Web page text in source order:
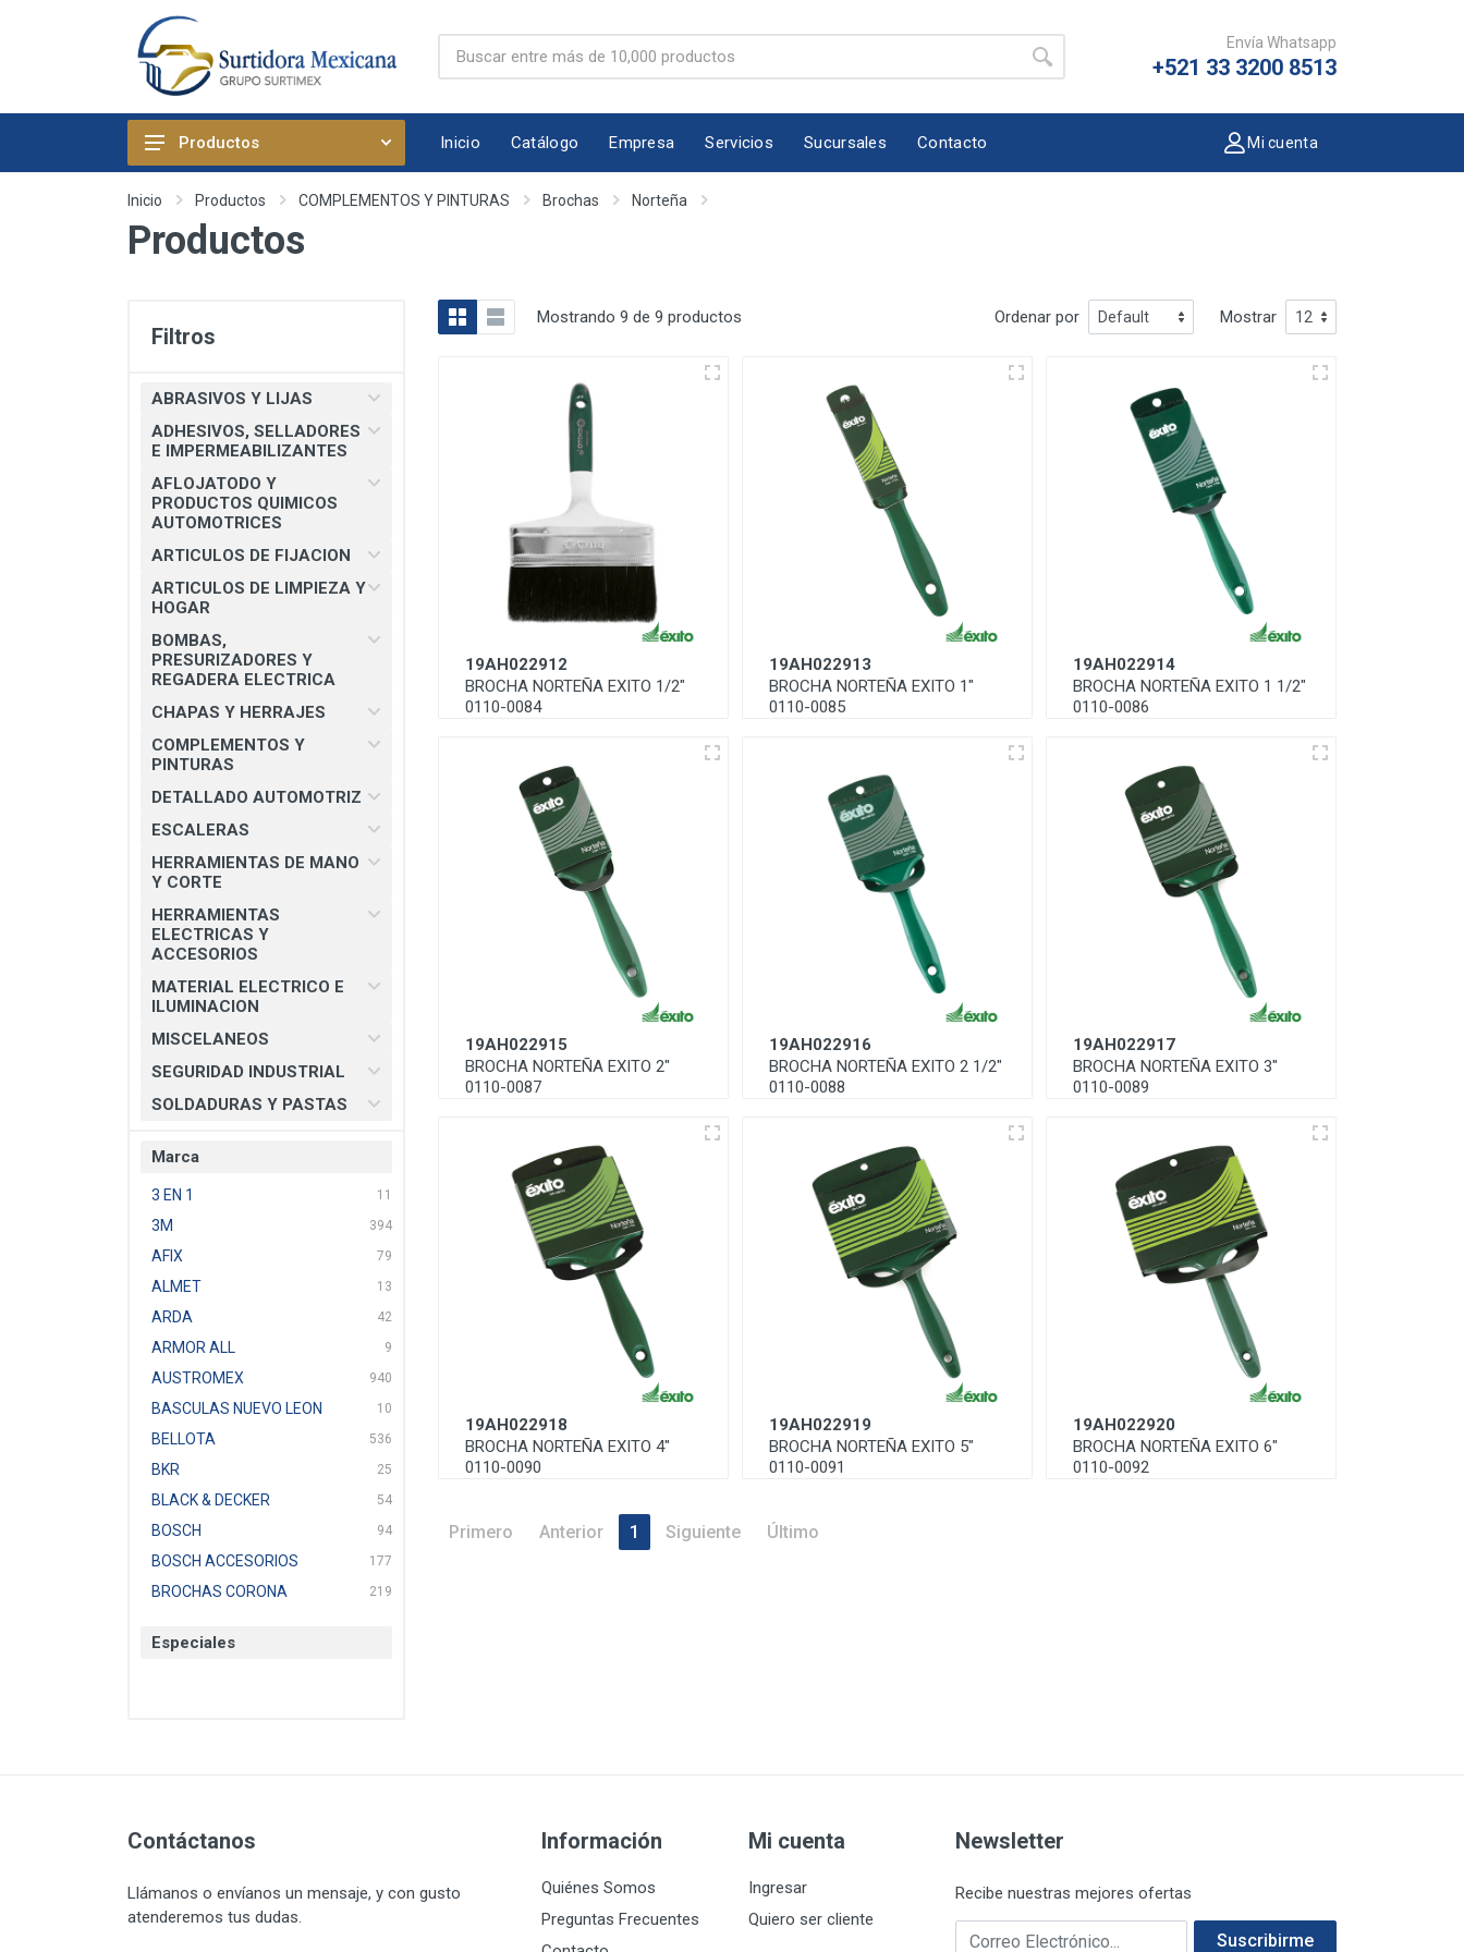
Envía Whatsapp
+521 33 3200 8513
ABRASIVOS Y LIJAS
ADHESIVOS, SELLADORES E
IMPERMEABILIZANTES
ARTICULOS DE FIJACION
HOGAR
BOMBAS, PRESURIZADORES Y
REGADERA ELECTRICA
CHAPAS Y HERRAJES
ESCALERAS
HERRAMIENTAS DE MANO Y
CORTE
HERRAMIENTAS ELECTRICAS Y
MATERIAL ELECTRICO E
MISCELANEOS
PRODUCTOS 3M
SOLDADURAS Y PASTAS
Productos Inicio Catálogo Empresa Servicios Sucursales Contacto Mi cuenta
Inicio Productos COMPLEMENTOS Y PINTURAS Brochas Norteña
Productos
Filtros
ABRASIVOS Y LIJAS
ADHESIVOS, SELLADORES
E IMPERMEABILIZANTES
AFLOJATODO Y
PRODUCTOS QUIMICOS
AUTOMOTRICES
ARTICULOS DE FIJACION
ARTICULOS DE LIMPIEZA Y
HOGAR
BOMBAS,
PRESURIZADORES Y
REGADERA ELECTRICA
CHAPAS Y HERRAJES
COMPLEMENTOS Y
PINTURAS
DETALLADO AUTOMOTRIZ
ESCALERAS
HERRAMIENTAS DE MANO
Y CORTE
HERRAMIENTAS
ELECTRICAS Y
ACCESORIOS
MATERIAL ELECTRICO E
ILUMINACION
MISCELANEOS
SEGURIDAD INDUSTRIAL
SOLDADURAS Y PASTAS
Marca
3 EN 1 11
3M 394
AFIX 79
ALMET 13
ARDA 42
ARMOR ALL 9
AUSTROMEX 940
BASCULAS NUEVO LEON 10
BELLOTA 536
BKR 25
BLACK & DECKER 54
BOSCH 94
BOSCH ACCESORIOS 177
BROCHAS CORONA 219
CAT
CORONA
CRESCENT 251
DAP SELLADORES
Especiales
Mostrando 9 de 9 productos Ordenar por Mostrar
19AH022912
BROCHA NORTEÑA EXITO 1/2"
0110-0084
19AH022913
BROCHA NORTEÑA EXITO 1"
0110-0085
19AH022914
BROCHA NORTEÑA EXITO 1 1/2"
0110-0086
19AH022915
BROCHA NORTEÑA EXITO 2"
0110-0087
19AH022916
BROCHA NORTEÑA EXITO 2 1/2"
0110-0088
19AH022917
BROCHA NORTEÑA EXITO 3"
0110-0089
19AH022918
BROCHA NORTEÑA EXITO 4"
0110-0090
19AH022919
BROCHA NORTEÑA EXITO 5"
0110-0091
19AH022920
BROCHA NORTEÑA EXITO 6"
0110-0092
Primero Anterior 1 Siguiente Último
Contáctanos
Llámanos o envíanos un mensaje, y con gusto
atenderemos tus dudas.
Información
Quiénes Somos
Preguntas Frecuentes
Mi cuenta
Ingresar
Quiero ser cliente
Newsletter
Recibe nuestras mejores ofertas
Correo electrónico Suscribirme